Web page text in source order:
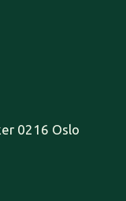
0216 Oslo